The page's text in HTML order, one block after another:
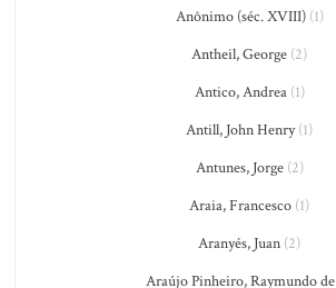
Anônimo (séc. XVIII)(1)
Antheil, George (2)
Antico, Andrea(1)
Antill, John Henry(1)
Antunes, Jorge(2)
Araia, Francesco (1)
Aranyés, Juan (2)
Araújo Pinheiro, Raymundo de